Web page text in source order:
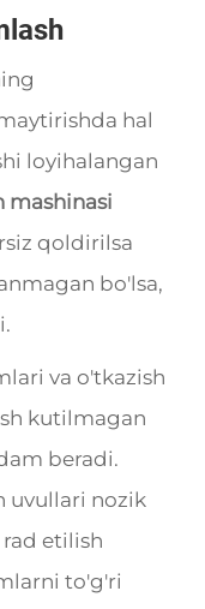
hal
loyihalangan
mashinasi
qoldirilsa
bo'lsa,
va o'tkazish
kutilmagan
beradi.
uvullari nozik
etilish
to'g'ri